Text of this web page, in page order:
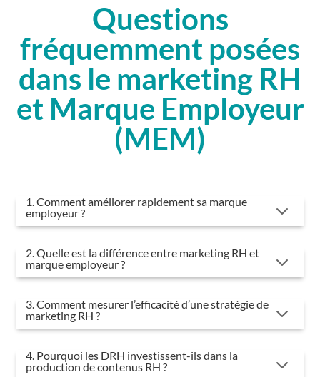
Questions
fréquemment posées
dans le marketing RH
et Marque Employeur
(MEM)
1. Comment améliorer rapidement sa marque
employeur ?
3
2. Quelle est la différence entre marketing RH et
marque employeur ?
3
3. Comment mesurer l’efficacité d’une stratégie de
marketing RH ?
3
4. Pourquoi les DRH investissent-ils dans la
production de contenus RH ?
3